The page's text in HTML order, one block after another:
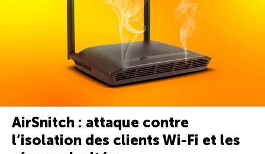
AirSnitch : attaque contre
l’isolation des clients Wi-Fi et les